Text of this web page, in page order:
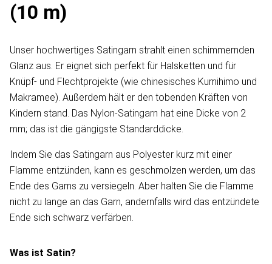
(10 m)
Unser hochwertiges Satingarn strahlt einen schimmernden
Glanz aus. Er eignet sich perfekt für Halsketten und für
Knüpf- und Flechtprojekte (wie chinesisches Kumihimo und
Makramee). Außerdem hält er den tobenden Kräften von
Kindern stand. Das Nylon-Satingarn hat eine Dicke von 2
mm; das ist die gängigste Standarddicke.
Indem Sie das Satingarn aus Polyester kurz mit einer
Flamme entzünden, kann es geschmolzen werden, um das
Ende des Garns zu versiegeln. Aber halten Sie die Flamme
nicht zu lange an das Garn, andernfalls wird das entzündete
Ende sich schwarz verfärben.
Was ist Satin?